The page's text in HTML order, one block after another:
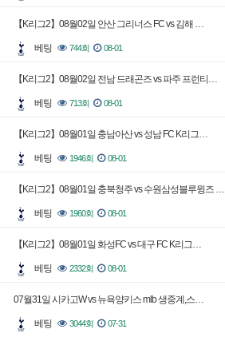
【K리그2】08월02일 안산 그리너스 FC vs 김해 …
베팅 744회 08-01
【K리그2】08월02일 전남 드래곤즈 vs 파주 프런티…
베팅 713회 08-01
【K리그2】08월01일 충남아산 vs 성남 FC K리그…
베팅 1946회 08-01
【K리그2】08월01일 충북청주 vs 수원삼성블루윙즈 …
베팅 1960회 08-01
【K리그2】08월01일 화성FC vs 대구 FC K리그…
베팅 2332회 08-01
07월31일 시카고W vs 뉴욕양키스 mlb 생중계,스…
베팅 3044회 07-31